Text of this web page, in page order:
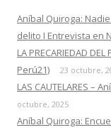
Aníbal Quiroga:
delito I Entrevista en
LA PRECARIEDAD
Perú21)
23 octubre,
LAS CAUTELARES –
octubre, 2025
Aníbal Quiroga: